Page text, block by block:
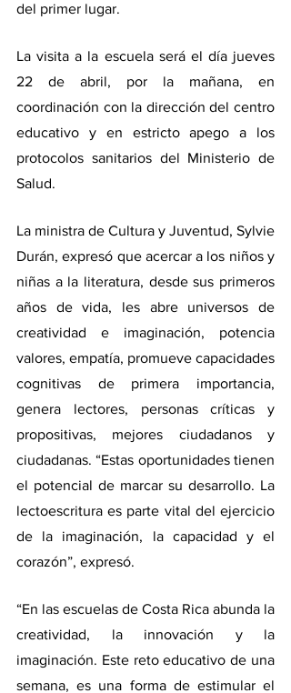
del primer lugar.
La visita a la escuela será el día jueves
22 de abril, por la mañana, en
coordinación con la dirección del centro
educativo y en estricto apego a los
protocolos sanitarios del Ministerio de
Salud.
La ministra de Cultura y Juventud, Sylvie
Durán, expresó que acercar a los niños y
niñas a la literatura, desde sus primeros
años de vida, les abre universos de
creatividad e imaginación, potencia
valores, empatía, promueve capacidades
cognitivas de primera importancia,
genera lectores, personas críticas y
propositivas, mejores ciudadanos y
ciudadanas. “Estas oportunidades tienen
el potencial de marcar su desarrollo. La
lectoescritura es parte vital del ejercicio
de la imaginación, la capacidad y el
corazón”, expresó.
“En las escuelas de Costa Rica abunda la
creatividad, la innovación y la
imaginación. Este reto educativo de una
semana, es una forma de estimular el